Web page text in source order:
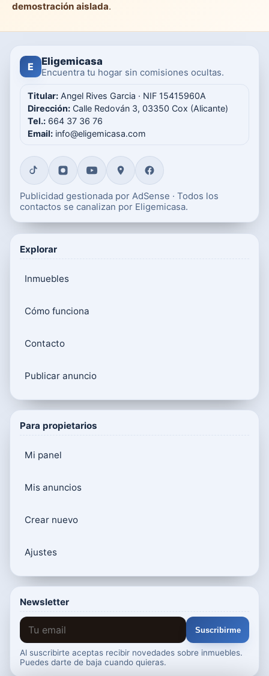
demostración aislada.
E Eligemicasa
Encuentra tu hogar sin comisiones ocultas.
Titular: Angel Rives Garcia · NIF 15415960A
Dirección: Calle Redován 3, 03350 Cox (Alicante)
Tel.: 664 37 36 76
Email: info@eligemicasa.com
Publicidad gestionada por AdSense · Todos los
contactos se canalizan por Eligemicasa.
Explorar
Inmuebles
Cómo funciona
Contacto
Publicar anuncio
Para propietarios
Mi panel
Mis anuncios
Crear nuevo
Ajustes
Newsletter
Suscribirme
Al suscribirte aceptas recibir novedades sobre inmuebles.
Puedes darte de baja cuando quieras.